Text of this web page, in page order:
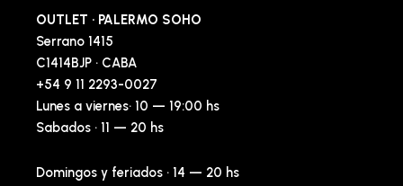
OUTLET · PALERMO SOHO
Serrano 1415
C1414BJP · CABA
+54 9 11 2293-0027
Lunes a viernes· 10 — 19:00 hs
Sabados · 11 — 20 hs
Domingos y feriados · 14 — 20 hs